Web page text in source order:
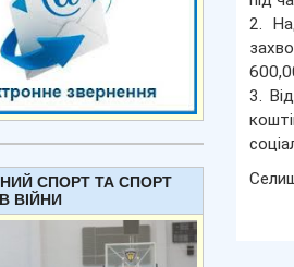
СПОРТ ТА СПОРТ
ВІЙНИ
2.
3.